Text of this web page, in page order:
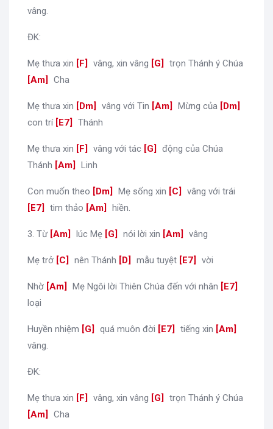
vâng.
ĐK:
Mẹ thưa xin [F vâng, xin vâng [G trọn Thánh ý Chúa
Am
Cha
Mẹ thưa xin [Dm vâng với Tin [Am Mừng của [Dm
con trí [E7 Thánh
Mẹ thưa xin [F vâng với tác [G
động của Chúa
Thánh [Am Linh
Con muốn theo [Dm Mẹ sống xin [C vâng với trái
E7
tim thảo [Am hiền.
3. Từ [Am lúc Mẹ [G nói lời xin [Am vâng
Mẹ trở [C nên Thánh [D mẫu tuyệt [E7 vời
Nhờ [Am Mẹ Ngôi lời Thiên Chúa đến với nhân [E7
loại
Huyền nhiệm [G quá muôn đời [E7 tiếng xin [Am
vâng.
ĐK:
Mẹ thưa xin [F vâng, xin vâng [G trọn Thánh ý Chúa
Am
Cha